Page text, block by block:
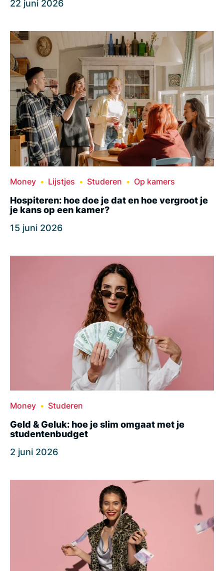
22 juni 2026
Money Lijstjes Studeren Op kamers
Hospiteren: hoe doe je dat en hoe vergroot je
je kans op een kamer?
15 juni 2026
Money Studeren
Geld & Geluk: hoe je slim omgaat met je
studentenbudget
2 juni 2026